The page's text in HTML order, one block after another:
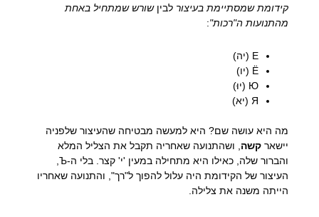
קידומת שמסתיימת בעיצור לביןשורש שמתחיל באחת
מהתנועות ה"רכות":
Е (יה)
Ё (יו)
Ю (יוּ)
Я (יא)
מה היא עושה שם? היא למעשה מבטיחה שהעיצור שלפניה
יישאר קשה , ושהתנועה שאחריה תקבל את הצליל המלא
והברור שלה, כאילו היא מתחילה במעין 'י' קצר. בלי ה-Ъ,
העיצור של הקידומת היה עלול להפוך ל"רך", והתנועה שאחריו
הייתה משנה את צלילה.